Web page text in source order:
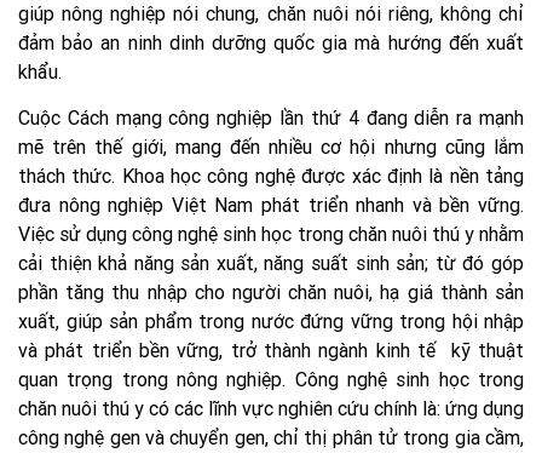
giúp nông nghiệp nói chung, chăn nuôi nói riêng, không chỉ
đảm bảo an ninh dinh dưỡng quốc gia mà hướng đến xuất
khẩu.
Cuộc Cách mạng công nghiệp lần thứ 4 đang diễn ra mạnh
mẽ trên thế giới, mang đến nhiều cơ hội nhưng cũng lắm
thách thức. Khoa học công nghệ được xác định là nền tảng
đưa nông nghiệp Việt Nam phát triển nhanh và bền vững.
Việc sử dụng công nghệ sinh học trong chăn nuôi thú y nhằm
cải thiện khả năng sản xuất, năng suất sinh sản; từ đó góp
phần tăng thu nhập cho người chăn nuôi, hạ giá thành sản
xuất, giúp sản phẩm trong nước đứng vững trong hội nhập
và phát triển bền vững, trở thành ngành kinh tế kỹ thuật
quan trọng trong nông nghiệp. Công nghệ sinh học trong
chăn nuôi thú y có các lĩnh vực nghiên cứu chính là: ứng dụng
công nghệ gen và chuyển gen, chỉ thị phân tử trong gia cầm,